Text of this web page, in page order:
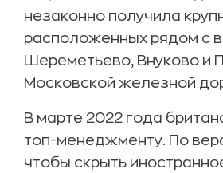
незаконно получила
расположенных рядом с
Шереметьево, Внуково и
Московской железной
В марте 2022 года
топ-менеджменту. По
чтобы скрыть